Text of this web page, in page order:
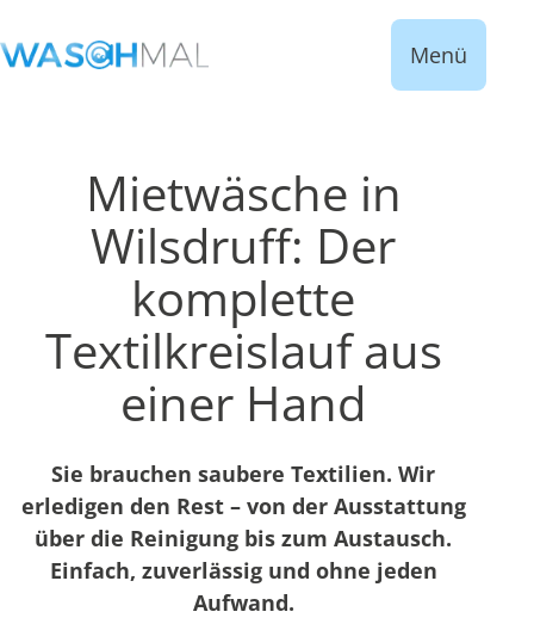
Menü
Mietwäsche in
Wilsdruff: Der
komplette
Textilkreislauf aus
einer Hand
Sie brauchen saubere Textilien. Wir
erledigen den Rest – von der Ausstattung
über die Reinigung bis zum Austausch.
Einfach, zuverlässig und ohne jeden
Aufwand.